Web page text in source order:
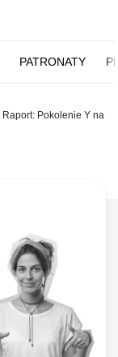
PATRONATY
Raport: Pokolenie Y na